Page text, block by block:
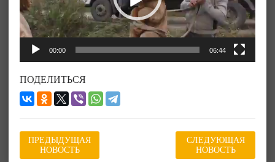
00:00 06:44
ПОДЕЛИТЬСЯ
ПРЕДЫДУЩАЯ
НОВОСТЬ
СЛЕДУЮЩАЯ
НОВОСТЬ